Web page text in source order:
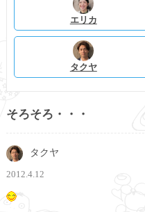
エリカ
タクヤ
そろそろ・・・
タクヤ
2012.4.12